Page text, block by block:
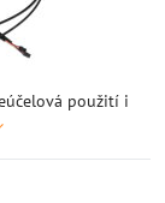
použití i